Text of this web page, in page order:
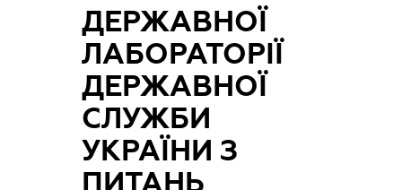
ДЕРЖАВНОЇ
ЛАБОРАТОРІЇ
ДЕРЖАВНОЇ
СЛУЖБИ
УКРАЇНИ З
ПИТАНЬ